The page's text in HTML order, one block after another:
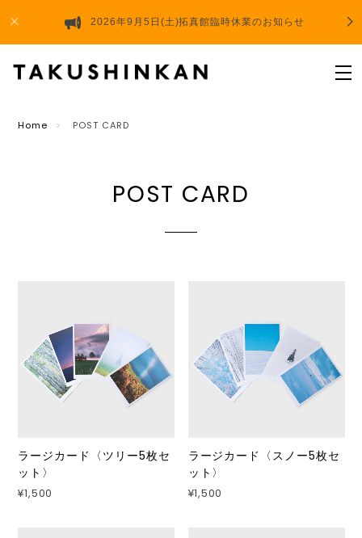
2026年9月5日(土)拓真館臨時休業のお知らせ
Home POST CARD
POST CARD
ラージカード〈ツリー5枚セ
ット〉
¥1,500
ラージカード〈スノー5枚セ
ット〉
¥1,500